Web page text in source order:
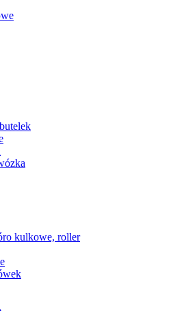
kulkowe, roller